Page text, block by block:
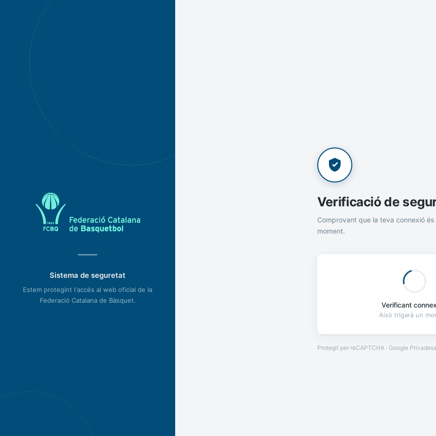
Sistema de seguretat
Estem protegint l'accés al web oficial de la
Federació Catalana de Bàsquet.
Verificació de
Comprovant que la teva connexió és
moment.
Verificant
Això trigarà un
Protegit per reCAPTCHA · Google Privadesa